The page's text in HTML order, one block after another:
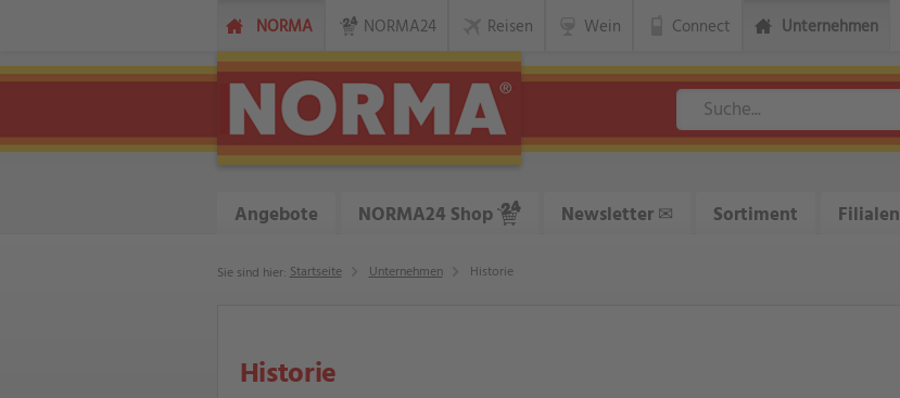
NORMA NORMA24 Reisen Wein Connect Unternehmen
Angebote NORMA24 Shop Newsletter✉ Sortiment Filialen
Sie sind hier: Startseite Unternehmen Historie
Historie